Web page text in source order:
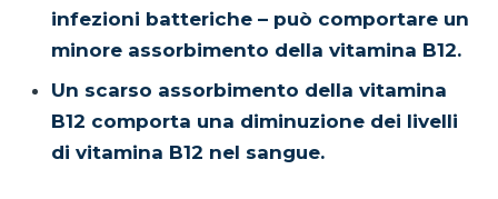
infezioni batteriche – può comportare un
minore assorbimento della vitamina B12.
Un scarso assorbimento della vitamina
B12 comporta una diminuzione dei livelli
di vitamina B12 nel sangue.